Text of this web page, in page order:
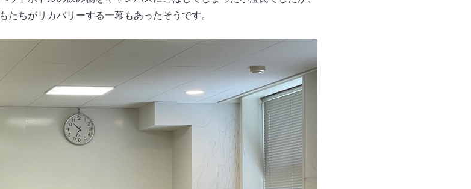
たちがリカバリーする一幕もあったそうです。